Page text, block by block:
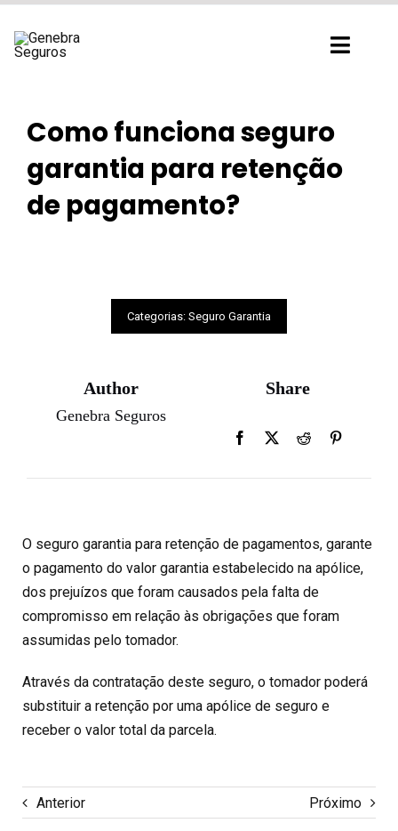
para
Como funciona seguro
garantia para retenção
de pagamento?
Categorias: Seguro Garantia
Author
Genebra Seguros
Share
O seguro garantia para retenção de pagamentos, garante
o pagamento do valor garantia estabelecido na apólice,
dos prejuízos que foram causados pela falta de
compromisso em relação às obrigações que foram
assumidas pelo tomador.
Através da contratação deste seguro, o tomador poderá
substituir a retenção por uma apólice de seguro e
receber o valor total da parcela.
Anterior Próximo